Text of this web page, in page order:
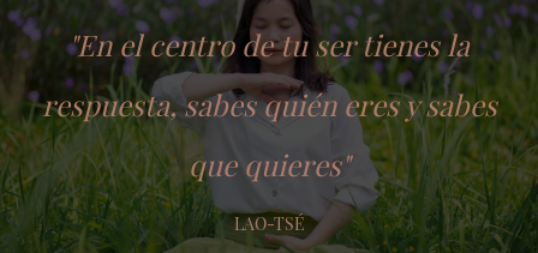
"En el centro de tu ser tienes la
respuesta, sabes quién eres y sabes
que quieres"
LAO-TSÉ